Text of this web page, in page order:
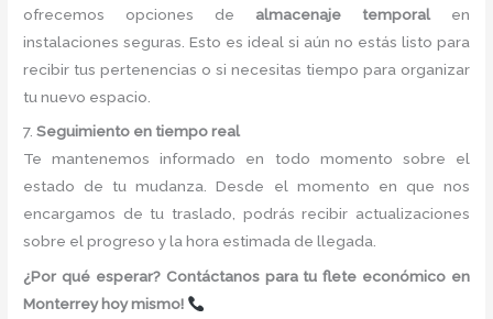
ofrecemos opciones de almacenaje temporalen
instalaciones seguras. Esto es ideal si aún no estás listo para
recibir tus pertenencias o si necesitas tiempo para organizar
tu nuevo espacio.
7.Seguimiento en tiempo real
Te mantenemos informado en todo momento sobre el
estado de tu mudanza. Desde el momento en que nos
encargamos de tu traslado, podrás recibir actualizaciones
sobre el progreso y la hora estimada de llegada.
¿Por qué esperar? Contáctanos para tu flete económico en
Monterrey hoy mismo!